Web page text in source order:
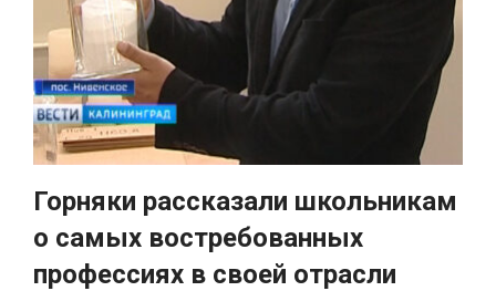
Горняки рассказали школьникам
о самых востребованных
профессиях в своей отрасли